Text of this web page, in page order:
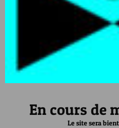
En cours de
Le site sera